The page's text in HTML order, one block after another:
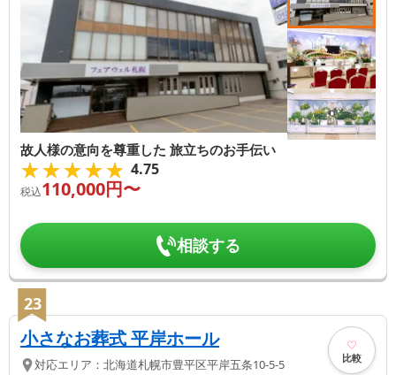
故人様の意向を尊重した 旅立ちのお手伝い
★★★★★
★★★★★ 4.75
税込110,000円〜
相談する
23
小さなお葬式 平岸ホール
対応エリア： 北海道札幌市豊平区平岸五条10-5-5 比較